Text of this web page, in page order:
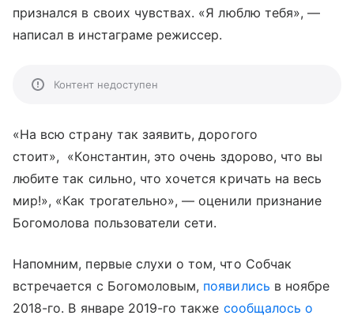
признался в своих чувствах. «Я люблю тебя», —
написал в инстаграме режиссер.
Контент недоступен
«На всю страну так заявить, дорогого
стоит», «Константин, это очень здорово, что вы
любите так сильно, что хочется кричать на весь
мир!», «Как трогательно», — оценили признание
Богомолова пользователи сети.
Напомним, первые слухи о том, что Собчак
встречается с Богомоловым, появились в ноябре
2018-го. В январе 2019-го также сообщалось о